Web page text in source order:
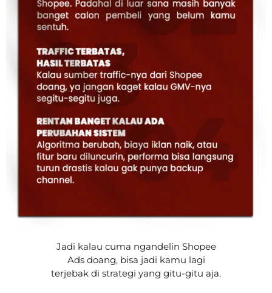
Jadi kalau cuma ngandelin Shopee
Ads doang, bisa jadi kamu lagi
terjebak di strategi yang gitu-gitu aja.